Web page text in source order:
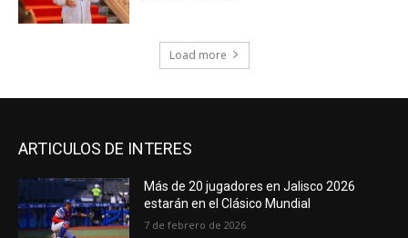
Load more
ARTICULOS DE INTERES
Más de 20 jugadores en Jalisco 2026
estarán en el Clásico Mundial
7 de febrero de 2026